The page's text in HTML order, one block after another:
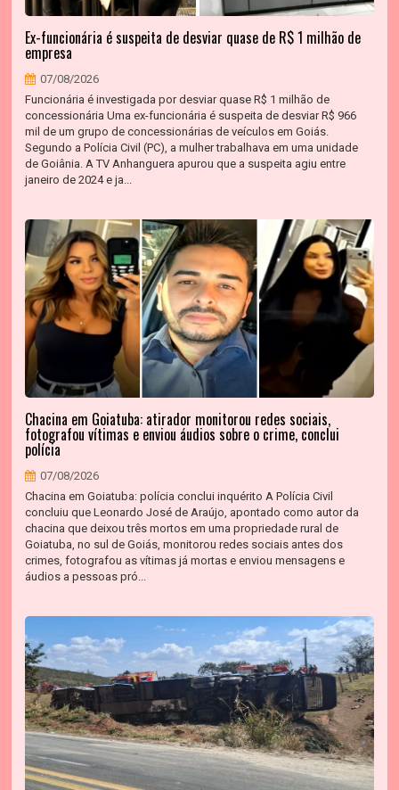
Ex-funcionária é suspeita de desviar quase de R$ 1 milhão de
empresa
07/08/2026
Funcionária é investigada por desviar quase R$ 1 milhão de
concessionária Uma ex-funcionária é suspeita de desviar R$ 966
mil de um grupo de concessionárias de veículos em Goiás.
Segundo a Polícia Civil (PC), a mulher trabalhava em uma unidade
de Goiânia. A TV Anhanguera apurou que a suspeita agiu entre
janeiro de 2024 e ja...
Chacina em Goiatuba: atirador monitorou redes sociais,
fotografou vítimas e enviou áudios sobre o crime, conclui
polícia
07/08/2026
Chacina em Goiatuba: polícia conclui inquérito A Polícia Civil
concluiu que Leonardo José de Araújo, apontado como autor da
chacina que deixou três mortos em uma propriedade rural de
Goiatuba, no sul de Goiás, monitorou redes sociais antes dos
crimes, fotografou as vítimas já mortas e enviou mensagens e
áudios a pessoas pró...